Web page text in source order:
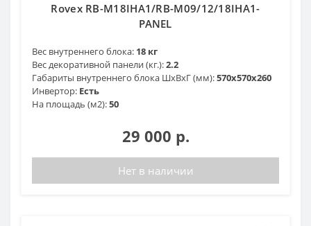
Rovex RB-M18IHA1/RB-M09/12/18IHA1-
PANEL
Вес внутреннего блока: 18 кг
Вес декоративной панели (кг.):2.2
Габариты внутреннего блока ШхВхГ (мм):570х570х260
Инвертор: Есть
На площадь (м2):50
29 000 р.
Нет в наличии